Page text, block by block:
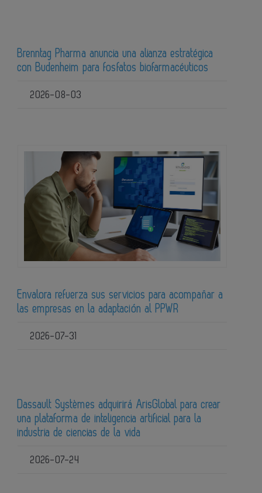
Brenntag Pharma anuncia una alianza estratégica
con Budenheim para fosfatos biofarmacéuticos
2026-08-03
Envalora refuerza sus servicios para acompañar a
las empresas en la adaptación al PPWR
2026-07-31
Dassault Systèmes adquirirá ArisGlobal para crear
una plataforma de inteligencia artificial para la
industria de ciencias de la vida
2026-07-24